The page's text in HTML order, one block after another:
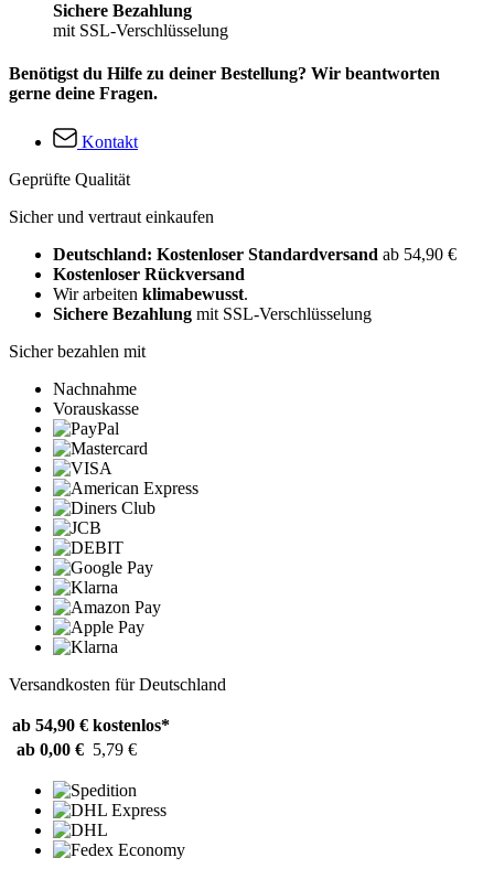
Sichere Bezahlung
mit SSL-Verschlüsselung
Benötigst du Hilfe zu deiner Bestellung? Wir beantworten
gerne deine Fragen.
Kontakt
Geprüfte Qualität
Sicher und vertraut einkaufen
Deutschland: Kostenloser Standardversand ab 54,90 €
Kostenloser Rückversand
Wir arbeiten klimabewusst.
Sichere Bezahlung mit SSL-Verschlüsselung
Sicher bezahlen mit
Nachnahme
Vorauskasse
Versandkosten für Deutschland
ab 54,90 € kostenlos*
ab 0,00 € 5,79 €